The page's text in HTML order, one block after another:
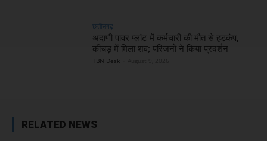
छत्तीसगढ़
अदाणी पावर प्लांट में कर्मचारी की मौत से हड़कंप,
कीचड़ में मिला शव; परिजनों ने किया प्रदर्शन
TBN Desk
RELATED NEWS